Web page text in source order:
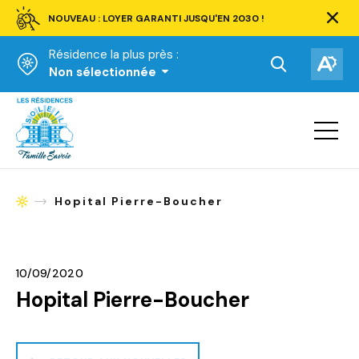
NOUVEAU : LOYER GARANTI JUSQU'EN 2030 !
barre
Résidence la plus près :
Non sélectionnée
Ouvrir
la
recherche.
la
Accueil
Ouvrir
la
AccueilHopital Pierre-Boucher
10/09/2020
Hopital Pierre-Boucher